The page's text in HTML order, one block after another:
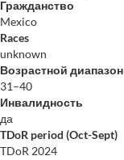
Гражданство
Mexico
Races
unknown
Возрастной диапазон
31–40
Инвалидность
да
TDoR period (Oct-Sept)
TDoR 2024